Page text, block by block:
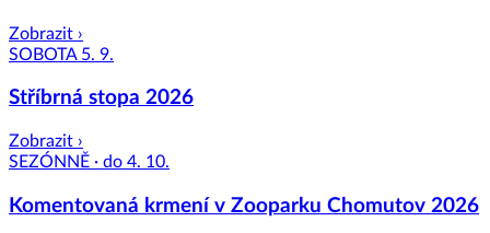
Zobrazit ›
SOBOTA 5. 9.
Stříbrná stopa 2026
Zobrazit ›
SEZÓNNĚ · do 4. 10.
Komentovaná krmení v Zooparku Chomutov 2026